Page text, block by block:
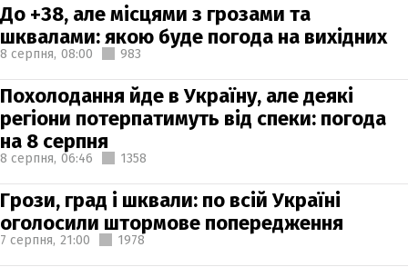
До +38, але місцями з грозами та
шквалами: якою буде погода на вихідних
8 серпня, 08:00 983
Похолодання йде в Україну, але деякі
регіони потерпатимуть від спеки: погода
на 8 серпня
8 серпня, 06:46 1358
Грози, град і шквали: по всій Україні
оголосили штормове попередження
7 серпня, 21:00 1978